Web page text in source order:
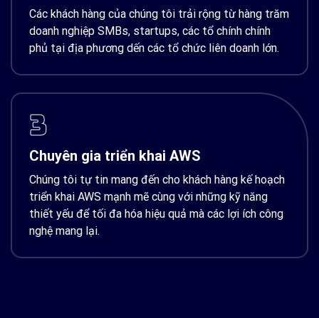
Các khách hàng của chúng tôi trải rộng từ hàng trăm
doanh nghiệp SMBs, startups, các tổ chính chính
phủ tại địa phương dến các tổ chức liên doanh lớn.
3
Chuyên gia triển khai AWS
Chúng tôi tự tin mang đến cho khách hàng kế hoạch
triển khai AWS mạnh mẽ cùng với những kỹ năng
thiết yếu để tối đa hóa hiệu quả mà các lợi ích công
nghệ mang lại.